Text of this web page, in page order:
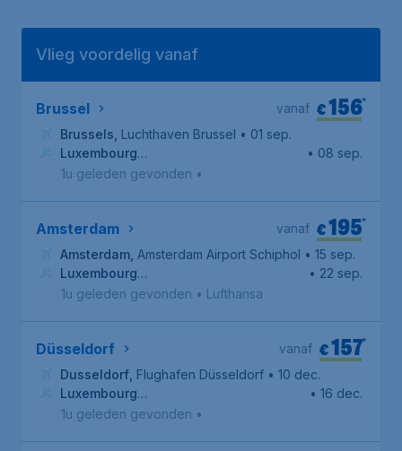
Vlieg voordelig vanaf
Brussel €156*
vanaf
Brussels Luchthaven Brussel • 01 sep.
Luxembourg
City, Luchthaven Luxemburg-Findel
• 08 sep.
1u geleden gevonden •
Amsterdam €195*
vanaf
Amsterdam Amsterdam Airport Schiphol • 15 sep.
Luxembourg
City, Luchthaven Luxemburg-Findel
• 22 sep.
1u geleden gevonden • Lufthansa
Düsseldorf €157*
vanaf
Dusseldorf Flughafen Düsseldorf • 10 dec.
Luxembourg
City, Luchthaven Luxemburg-Findel
• 16 dec.
1u geleden gevonden •